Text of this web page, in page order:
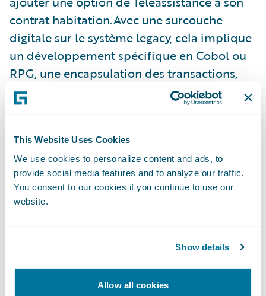
This Website Uses Cookies
We use cookies to personalize content and ads, to
provide social media features and to analyze our traffic.
You consent to our cookies if you continue to use our
website.
Show details
Allow all cookies
contrat habitation.Avec une surcouche
digitale sur le système legacy, cela implique
un développement spécifique en Cobol ou
RPG, une encapsulation des transactions,
des écrans bricolés, des API modifiées, des
documents contractuels ajustés, des flux
adaptées… Chaque évolution devient un
mini-projet lourd, étalé sur des mois,
mobilisant d’innombrables tests et
aggravant la dette technique. Séduisant à
nouveau legacy, complexe et coûteux à
maintenir.